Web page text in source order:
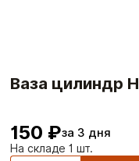
Ваза цилиндр
150 ₽за 3 дня
На складе 1 шт.